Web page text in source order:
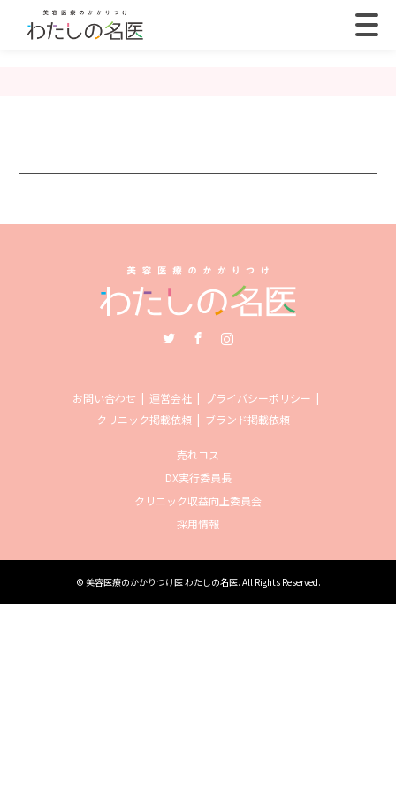
お問い合わせ 運営会社
プライバシーポリシー
クリニック掲載依頼
ブランド掲載依頼
売れコス
DX実行委員長
クリニック収益向上委員会
採用情報
© 美容医療のかかりつけ医 わたしの名医. All Rights Reserved.